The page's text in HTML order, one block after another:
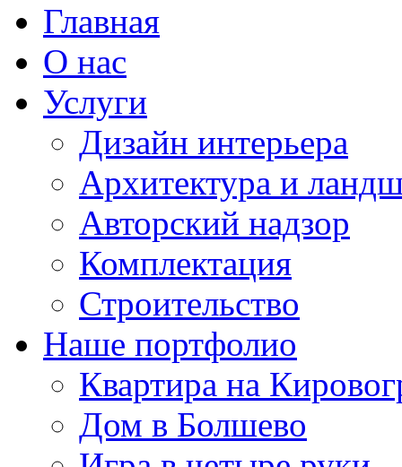
Главная
О нас
Услуги
Дизайн интерьера
Архитектура и
Авторский надзор
Комплектация
Строительство
Наше портфолио
Квартира на
Дом в Болшево